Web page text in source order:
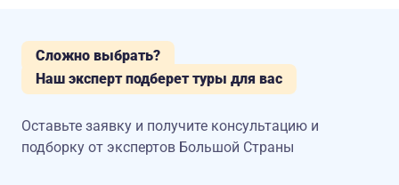
Сложно выбрать?
Наш эксперт подберет туры для вас
Оставьте заявку и получите консультацию и
подборку от экспертов Большой Страны